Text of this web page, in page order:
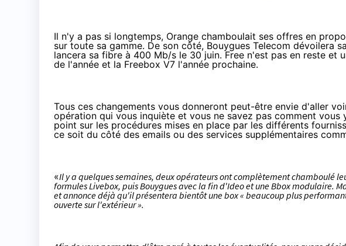
Il n'y a pas si longtemps, Orange chamboulait ses offres en
sur toute sa gamme. De son côté, Bouygues Telecom dévoilera
lancera sa fibre à 400 Mb/s le 30 juin. Free n'est pas en reste et
de l'année et la Freebox V7 l'année prochaine.
Tous ces changements vous donneront peut-être envie d'aller
opération qui vous inquiète et vous ne savez pas comment
point sur les procédures mises en place par les différents
ce soit du côté des emails ou des services supplémentaires
«Il y a quelques semaines, deux opérateurs ont complètement chamboulé
formules Livebox, puis Bouygues avec la fin d'Ideo et uneBbox modulaire.
etannonce déjà qu'il présentera bientôt une box « beaucoup plus
ouverte sur l'extérieur ».